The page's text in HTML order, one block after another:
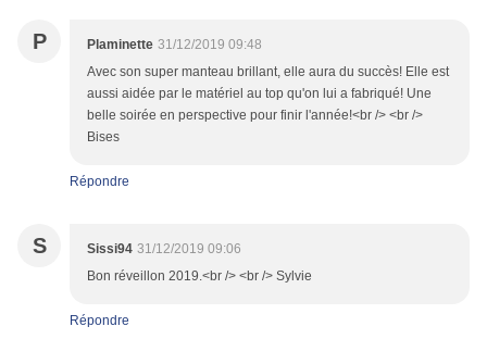
P Plaminette 31/12/2019 09:48
Avec son super manteau brillant, elle aura du succès! Elle est
aussi aidée par le matériel au top qu'on lui a fabriqué! Une
belle soirée en perspective pour finir l'année!<br /> <br />
Bises
Répondre
S Sissi94 31/12/2019 09:06
Bon réveillon 2019.<br /> <br /> Sylvie
Répondre